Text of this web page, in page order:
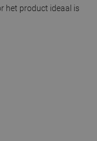
het product ideaal is